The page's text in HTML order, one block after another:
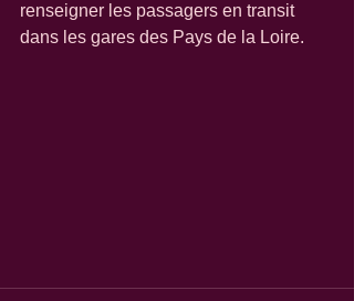
renseigner les passagers en transit
dans les gares des Pays de la Loire.